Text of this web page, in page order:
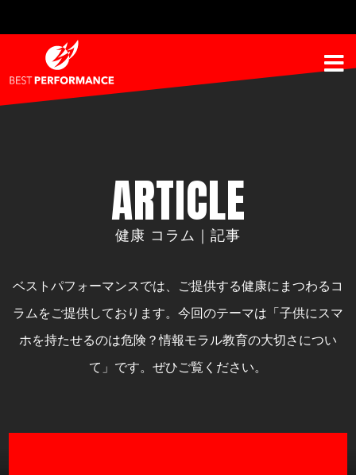
ARTICLE
健康 コラム｜記事
ベストパフォーマンスでは、ご提供する健康にまつわるコ
ラムをご提供しております。 今回のテーマは「子供にスマ
ホを持たせるのは危険？情報モラル教育の大切さについ
て」です。ぜひご覧ください。